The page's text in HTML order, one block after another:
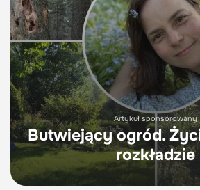
Artykuł sponsorowany
Butwiejący ogród.
rozkładzie